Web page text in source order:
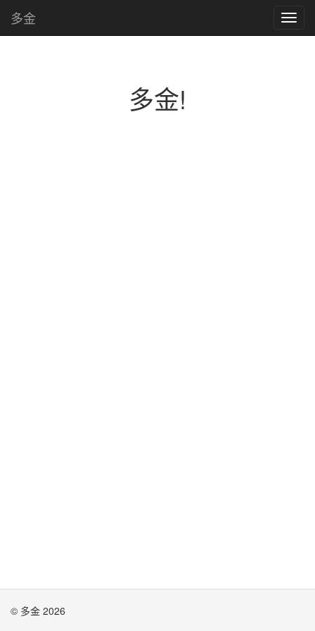
多金
多金!
© 多金 2026